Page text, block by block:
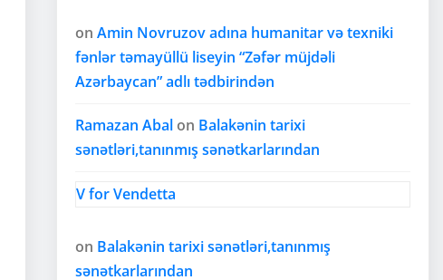
on Amin Novruzov adına humanitar və texniki
fənlər təmayüllü liseyin “Zəfər müjdəli
Azərbaycan” adlı tədbirindən
Ramazan Abal on Balakənin tarixi
sənətləri,tanınmış sənətkarlarından
V for Vendetta
on Balakənin tarixi sənətləri,tanınmış
sənətkarlarından